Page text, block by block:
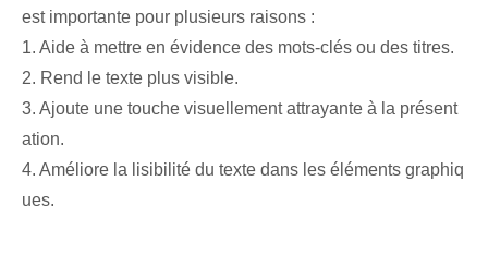
est importante pour plusieurs raisons :
1.⁢ Aide à mettre en évidence des mots-clés ⁣ou des titres.
2. Rend le texte plus visible.
3. ⁢Ajoute une touche visuellement attrayante à la présent
ation.
4. Améliore la lisibilité du texte dans les éléments graphiq
ues.